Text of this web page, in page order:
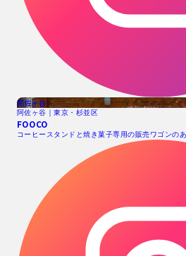
阿佐ヶ谷
阿佐ヶ谷｜東京・杉並区
FOOCO
コーヒースタンドと焼き菓子専用の販売ワゴンの